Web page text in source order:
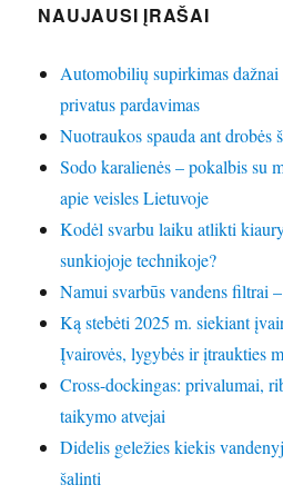
NAUJAUSI ĮRAŠAI
Automobilių supirkimas dažnai
privatus pardavimas
Nuotraukos spauda ant drobės
Sodo karalienės – pokalbis su
apie veisles Lietuvoje
Kodėl svarbu laiku atlikti
sunkiojoje technikoje?
Namui svarbūs vandens filtrai
Ką stebėti 2025 m. siekiant
Įvairovės, lygybės ir įtraukties
Cross-dockingas: privalumai,
taikymo atvejai
Didelis geležies kiekis
šalinti